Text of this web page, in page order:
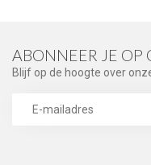
ABONNEER JE OP
Blijf op de hoogte over